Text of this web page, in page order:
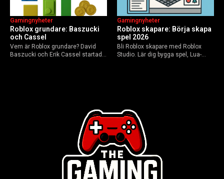
Roblox grundare: Baszucki
och Cassel
Gamingnyheter
Vem är Roblox grundare? David
Baszucki och Erik Cassel startade
Roblox skapare: Börja skapa
spel 2026
Gamingnyheter
Bli Roblox skapare med Roblox
Studio. Lär dig bygga spel, Lua-